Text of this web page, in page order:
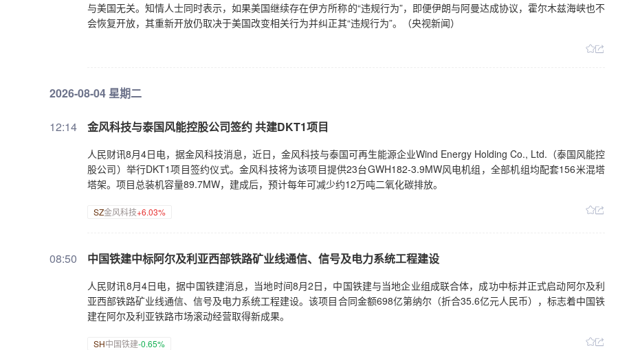
与美国无关。知情人士同时表示，如果美国继续存在伊方所称的“违规行为”，即便伊朗与阿曼达成协议，霍尔木兹海峡也不
会恢复开放，其重新开放仍取决于美国改变相关行为并纠正其“违规行为”。（央视新闻）
2026-08-04 星期二
12:14 金风科技与泰国风能控股公司签约 共建DKT1项目
人民财讯8月4日电，据金风科技消息，近日，金风科技与泰国可再生能源企业Wind Energy Holding Co., Ltd.（泰国风能控
股公司）举行DKT1项目签约仪式。金风科技将为该项目提供23台GWH182-3.9MW风电机组，全部机组均配套156米混塔
塔架。项目总装机容量89.7MW，建成后，预计每年可减少约12万吨二氧化碳排放。
SZ金风科技+6.03%
08:50 中国铁建中标阿尔及利亚西部铁路矿业线通信、信号及电力系统工程建设
人民财讯8月4日电，据中国铁建消息，当地时间8月2日，中国铁建与当地企业组成联合体，成功中标并正式启动阿尔及利
亚西部铁路矿业线通信、信号及电力系统工程建设。该项目合同金额698亿第纳尔（折合35.6亿元人民币），标志着中国铁
建在阿尔及利亚铁路市场滚动经营取得新成果。
SH中国铁建-0.65%